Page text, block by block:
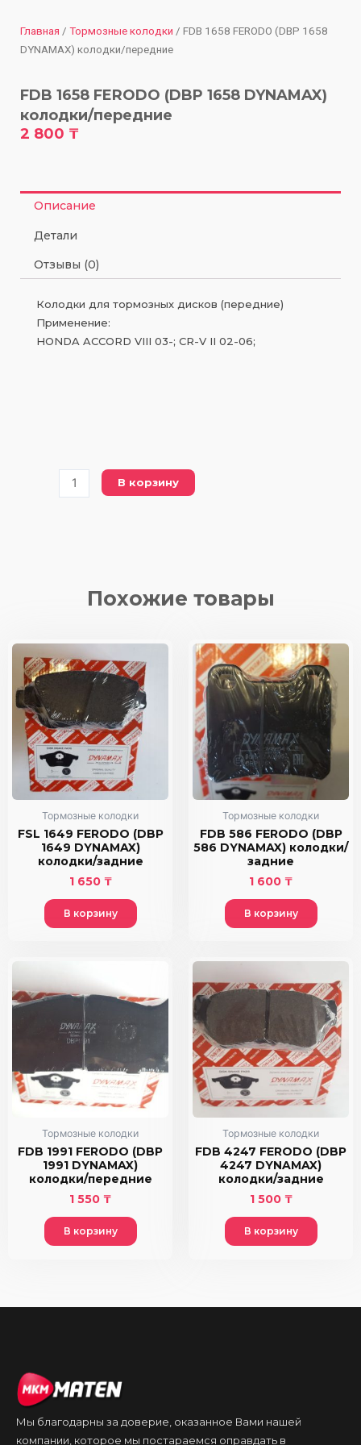
Главная / Тормозные колодки / FDB 1658 FERODO (DBP 1658
DYNAMAX) колодки/передние
FDB 1658 FERODO (DBP 1658 DYNAMAX)
колодки/передние
2 800 ₸
Описание
Детали
Отзывы (0)
Колодки для тормозных дисков (передние)
Применение:
HONDA ACCORD VIII 03-; CR-V II 02-06;
Количество
товара
DYNAMAX)
передние
В корзину
Похожие товары
Тормозные колодки
FSL 1649 FERODO (DBP
1649 DYNAMAX)
колодки/задние
1 650 ₸
В корзину
Тормозные колодки
FDB 586 FERODO (DBP
586 DYNAMAX) колодки/
задние
1 600 ₸
В корзину
Тормозные колодки
FDB 1991 FERODO (DBP
1991 DYNAMAX)
колодки/передние
1 550 ₸
В корзину
Тормозные колодки
FDB 4247 FERODO (DBP
4247 DYNAMAX)
колодки/задние
1 500 ₸
В корзину
Мы благодарны за доверие, оказанное Вами нашей
компании, которое мы постараемся оправдать в